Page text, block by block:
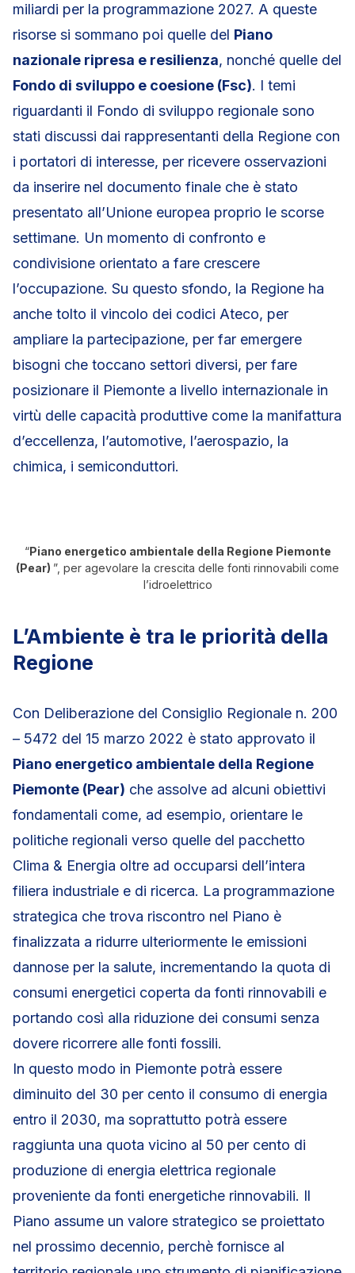
miliardi per la programmazione 2027. A queste
risorse si sommano poi quelle del Piano
nazionale ripresa e resilienza, nonché quelle del
Fondo di sviluppo e coesione (Fsc). I temi
riguardanti il Fondo di sviluppo regionale sono
stati discussi dai rappresentanti della Regione con
i portatori di interesse, per ricevere osservazioni
da inserire nel documento finale che è stato
presentato all’Unione europea proprio le scorse
settimane. Un momento di confronto e
condivisione orientato a fare crescere
l’occupazione. Su questo sfondo, la Regione ha
anche tolto il vincolo dei codici Ateco, per
ampliare la partecipazione, per far emergere
bisogni che toccano settori diversi, per fare
posizionare il Piemonte a livello internazionale in
virtù delle capacità produttive come la manifattura
d’eccellenza, l’automotive, l’aerospazio, la
chimica, i semiconduttori.
“Piano energetico ambientale della Regione Piemonte
(Pear) ”, per agevolare la crescita delle fonti rinnovabili come
l’idroelettrico
L’Ambiente è tra le priorità della
Regione
Con Deliberazione del Consiglio Regionale n. 200
– 5472 del 15 marzo 2022 è stato approvato il
Piano energetico ambientale della Regione
Piemonte (Pear) che assolve ad alcuni obiettivi
fondamentali come, ad esempio, orientare le
politiche regionali verso quelle del pacchetto
Clima & Energia oltre ad occuparsi dell’intera
filiera industriale e di ricerca. La programmazione
strategica che trova riscontro nel Piano è
finalizzata a ridurre ulteriormente le emissioni
dannose per la salute, incrementando la quota di
consumi energetici coperta da fonti rinnovabili e
portando così alla riduzione dei consumi senza
dovere ricorrere alle fonti fossili.
In questo modo in Piemonte potrà essere
diminuito del 30 per cento il consumo di energia
entro il 2030, ma soprattutto potrà essere
raggiunta una quota vicino al 50 per cento di
produzione di energia elettrica regionale
proveniente da fonti energetiche rinnovabili. Il
Piano assume un valore strategico se proiettato
nel prossimo decennio, perchè fornisce al